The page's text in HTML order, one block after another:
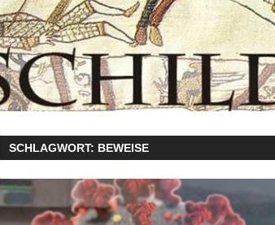
SCHLAGWORT: BEWEISE